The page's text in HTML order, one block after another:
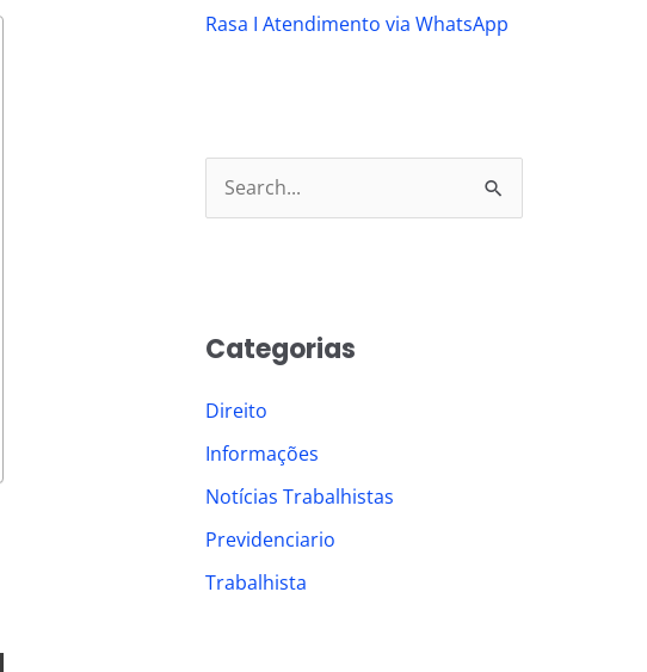
Rasa I Atendimento via WhatsApp
c
f
o
r
:
Categorias
Direito
Informações
Notícias Trabalhistas
Previdenciario
Trabalhista